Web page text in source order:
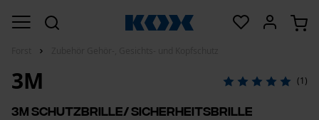
3M (1)
3M Schutzbrille/ Sicherheitsbrille